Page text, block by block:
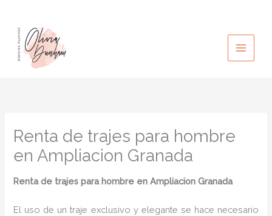
contenido
Renta de trajes para hombre
en Ampliacion Granada
Renta de trajes para hombre en Ampliacion Granada
El uso de un traje exclusivo y elegante se hace necesario